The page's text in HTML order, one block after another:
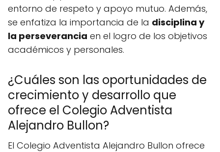
entorno de respeto y apoyo mutuo. Además,
se enfatiza la importancia de la disciplina y
la perseverancia en el logro de los objetivos
académicos y personales.
¿Cuáles son las oportunidades de
crecimiento y desarrollo que
ofrece el Colegio Adventista
Alejandro Bullon?
El Colegio Adventista Alejandro Bullon ofrece